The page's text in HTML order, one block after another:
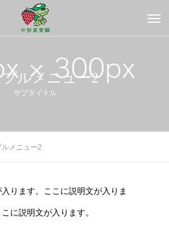
ルメニュー2
サブタイトル
ルメニュー2
ります。ここに説明文が入りま
に説明文が入ります。